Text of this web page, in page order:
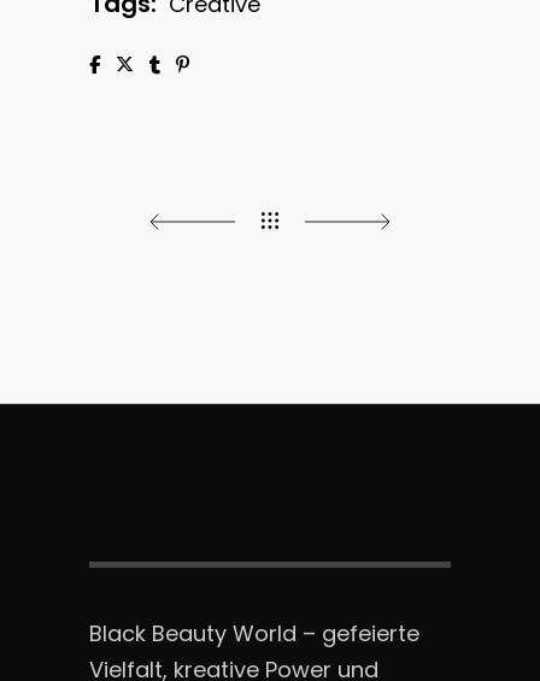
Black Beauty World – gefeierte
Vielfalt, kreative Power und